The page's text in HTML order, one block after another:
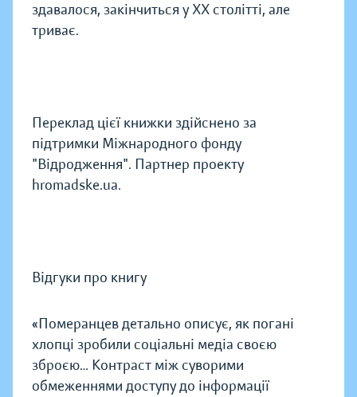
здавалося, закінчиться у ХХ столітті, але
триває.
Переклад цієї книжки здійснено за
підтримки Міжнародного фонду
"Відродження". Партнер проекту
hromadske.ua.
Відгуки про книгу
«Померанцев детально описує, як погані
хлопці зробили соціальні медіа своєю
зброєю… Контраст між суворими
обмеженнями доступу до інформації